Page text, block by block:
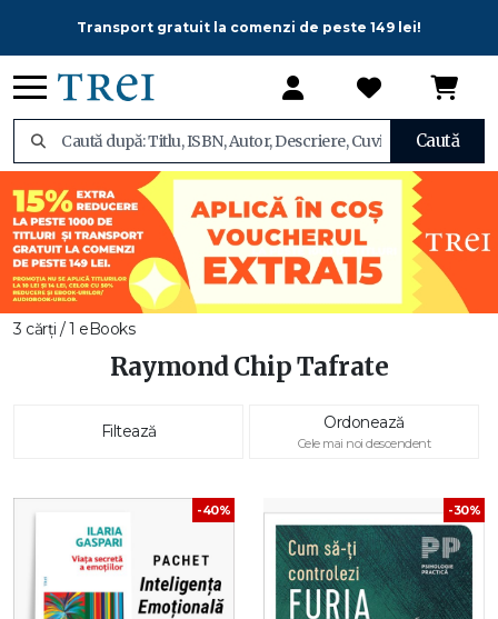
Transport gratuit la comenzi de peste 149 lei!
Caută
3 cărți / 1 eBooks
Raymond Chip Tafrate
Filtează Ordonează
Cele mai noi descendent
-40% -30%